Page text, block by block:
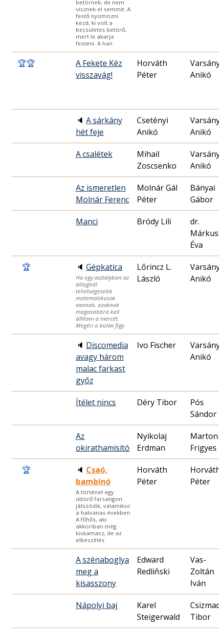
betörnek, de nem
visznek el semmit. A
festő nyomozni
kezd, ki volt a
becsületes betörő,
mert le akarja
festeni. A han
🏆🏆
A Fekete Kéz
visszavág!
Horváth
Péter
Anikó
🔈 A sárkány
hét feje
Csetényi
Anikó
Anikó
A csalétek
Mihail
Zoscsenko
Anikó
Az ismeretlen
Molnár Ferenc
Molnár Gál
Péter
Bányai
Gábor
Manci Bródy Lili
dr.
Márkus
Éva
🏆 🔈 Gépkatica
Ha egy osztályban az
átlagnál
tehetségesebb
matematikusok
vannak, azoknak
magasabbra kell
állítani a mércét.
Megéri a külön figy
Lőrincz L.
László
Anikó
🔈 Discomedia
avagy három
malac farkast
győz
Ivo Fischer
Anikó
Ítélet nincs Déry Tibor
Pós
Sándor
Az
okirathamisító
Nyikolaj
Erdman
Marton
Frigyes
🏆 🔈 Csaó,
bambínó
A történet egy
úttörő farsangon
játszódik, valamikor
a hatvanas években.
A főhős, aki
akkoriban még
kiskamasz, de az
elbeszélés
Horváth
Péter
Péter
A szénaboglya
meg a
kisasszony
Edward
Redliňski
Vas-
Zoltán
Iván
Nápolyi baj
Karel
Steigerwald
Tibor